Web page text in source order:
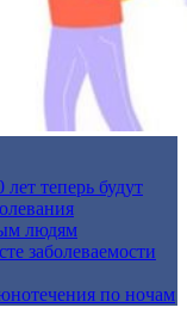
теперь будут
людям
заболеваемости
по ночам